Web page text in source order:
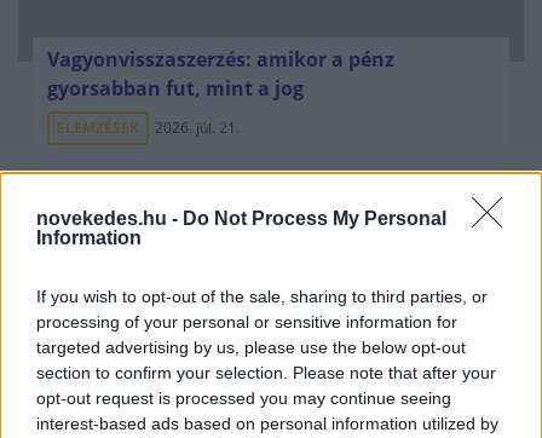
novekedes.hu - Do Not Process My Personal
Information
If you wish to opt-out of the sale, sharing to third parties, or
processing of your personal or sensitive information for
targeted advertising by us, please use the below opt-out
section to confirm your selection. Please note that after your
opt-out request is processed you may continue seeing
interest-based ads based on personal information utilized by
Vagyonvisszaszerzés: amikor a pénz
gyorsabban fut, mint a jog
ELEMZÉSEK 2026. júl. 21.